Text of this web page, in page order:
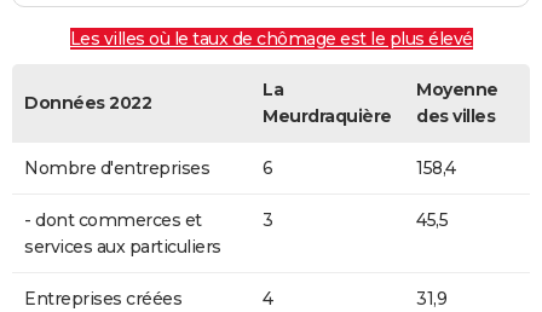
Les villes où le taux de chômage est le plus élevé
Données 2022
La
Meurdraquière
Moyenne
des villes
Nombre d'entreprises 6 158,4
- dont commerces et
services aux particuliers
3 45,5
Entreprises créées 4 31,9